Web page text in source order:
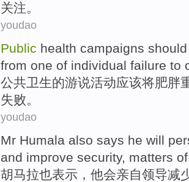
关注。
youdao
Public health campaigns should
from one of individual failure to
公共卫生的游说活动应该将肥胖
失败。
youdao
Mr Humala also says he will
and improve security, matters of
胡马拉也表示， 他会亲自领导减